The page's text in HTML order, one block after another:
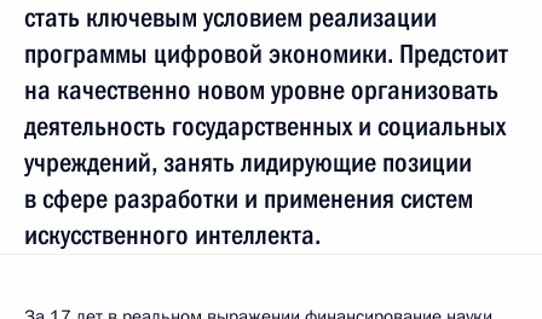
стать ключевым условием реализации
программы цифровой экономики. Предстоит
на качественно новом уровне организовать
деятельность государственных и социальных
учреждений, занять лидирующие позиции
в сфере разработки и применения систем
искусственного интеллекта.